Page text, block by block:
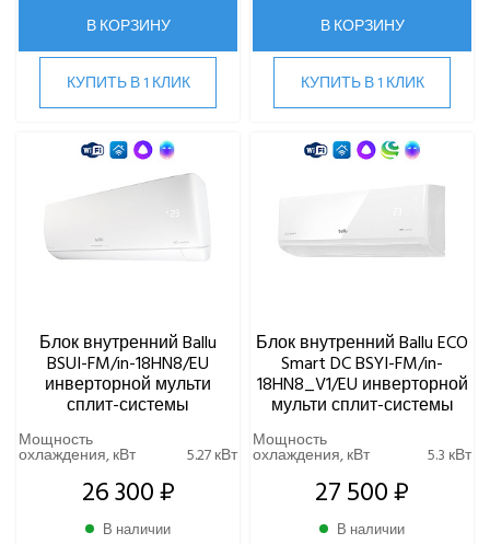
В КОРЗИНУ
КУПИТЬ В 1 КЛИК
В КОРЗИНУ
КУПИТЬ В 1 КЛИК
Блок внутренний Ballu
BSUI-FM/in-18HN8/EU
инверторной мульти
сплит-системы
Мощность
охлаждения, кВт 5.27 кВт
26 300 ₽
В наличии
Блок внутренний Ballu ECO
Smart DC BSYI-FM/in-
18HN8_V1/EU инверторной
мульти сплит-системы
Мощность
охлаждения, кВт 5.3 кВт
27 500 ₽
В наличии